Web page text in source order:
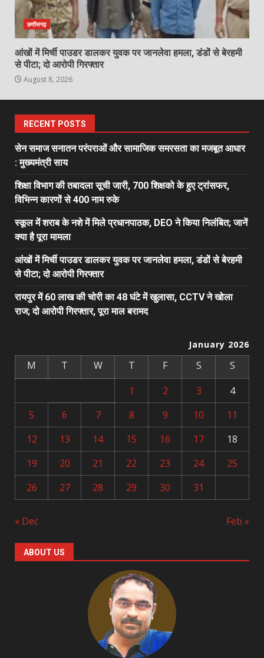
छत्तीसगढ़
आंखों में मिर्ची पाउडर डालकर युवक पर जानलेवा हमला, डंडों से बेरहमी
से पीटा; दो आरोपी गिरफ्तार
August 8, 2026
RECENT POSTS
सेन समाज सनातन परंपराओं और सामाजिक समरसता का मजबूत आधार
: मुख्यमंत्री साय
शिक्षा विभाग की तबादला सूची जारी, 700 शिक्षको के हुए ट्रांसफर,
विभिन्न कारणों से 400 नाम रुके
स्कूल में शराब के नशे में मिले प्रधानपाठक, DEO ने किया निलंबित; जानें
क्या है पूरा मामला
आंखों में मिर्ची पाउडर डालकर युवक पर जानलेवा हमला, डंडों से बेरहमी
से पीटा; दो आरोपी गिरफ्तार
रायपुर में 60 लाख की चोरी का 48 घंटे में खुलासा, CCTV ने खोला
राज; दो आरोपी गिरफ्तार, पूरा माल बरामद
January 2026
M T W T F S
S
1
2 3
4
5
6 7 8 9 10
11
12
13 14 15 16 17
18
19
20 21 22 23 24
25
26
27 28 29 30 31
« Dec Feb »
ABOUT US